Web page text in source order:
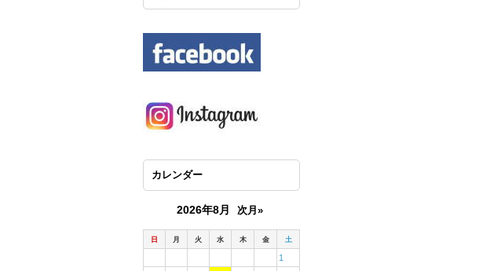
カレンダー
2026年8月 次月»
日 月 火 水 木 金 土
1